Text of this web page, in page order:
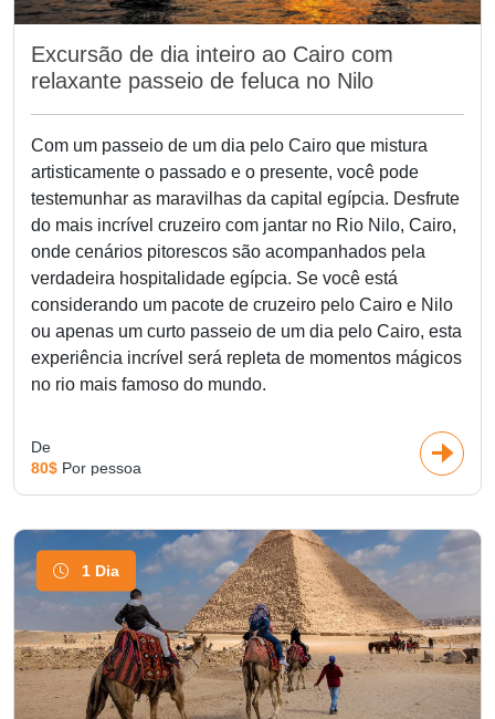
história antiga, os passeios em Sakkara levam você além
uma das primeiras maravilhas arquitetônicas do Egito.Além
da história, o Cairo também oferece um gostinho da vida
moderna. Saboreie pratos egípcios clássicos ao longo da
Corniche do Nilo, faça um passeio de barco felucca ao pôr
do sol ou explore as galerias de arte e cafés da moda de
Zamalek e do centro da cidade. Seja sua primeira visita ou
uma viagem de volta, os passeios de um dia ao Cairo
podem ser personalizados para corresponder aos seus
interesses — história, cultura, culinária ou arte — tornando
a capital do Egito um destino que realmente tem de tudo.
Excursão de dia inteiro ao Cairo com
relaxante passeio de feluca no Nilo
Com um passeio de um dia pelo Cairo que mistura
artisticamente o passado e o presente, você pode
testemunhar as maravilhas da capital egípcia. Desfrute
do mais incrível cruzeiro com jantar no Rio Nilo, Cairo,
onde cenários pitorescos são acompanhados pela
verdadeira hospitalidade egípcia. Se você está
considerando um pacote de cruzeiro pelo Cairo e Nilo
ou apenas um curto passeio de um dia pelo Cairo, esta
experiência incrível será repleta de momentos mágicos
no rio mais famoso do mundo.
De
80$ Por pessoa
1 Dia